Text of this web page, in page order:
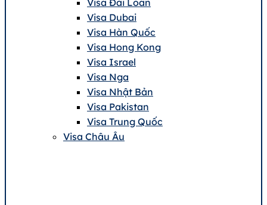
Visa Đài Loan
Visa Dubai
Visa Hàn Quốc
Visa Hong Kong
Visa Israel
Visa Nga
Visa Nhật Bản
Visa Pakistan
Visa Trung Quốc
Visa Châu Âu